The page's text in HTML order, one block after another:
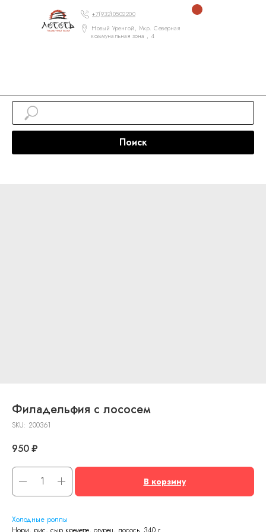
+7(932)0502200
Новый Уренгой, Мкр. Северная
коммунальная зона , 4
Поиск
Филадельфия с лососем
SKU: 200361
950₽
В корзину
Холодные роллы